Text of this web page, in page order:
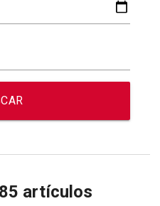
artículos